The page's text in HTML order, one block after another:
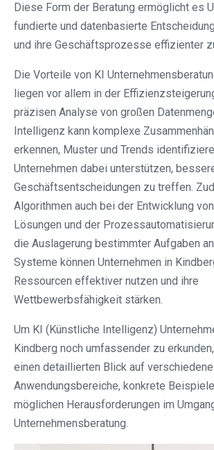
Diese Form der Beratung ermöglicht es
fundierte und datenbasierte
und ihre Geschäftsprozesse effizienter
Die Vorteile von KI
liegen vor allem in der
präzisen Analyse von großen
Intelligenz kann komplexe
erkennen, Muster und Trends
Unternehmen dabei unterstützen,
Geschäftsentscheidungen zu treffen.
Algorithmen auch bei der Entwicklung
Lösungen und der
die Auslagerung bestimmter Aufgaben
Systeme können Unternehmen in
Ressourcen effektiver nutzen und ihre
Wettbewerbsfähigkeit stärken.
Um KI (Künstliche Intelligenz)
Kindberg noch umfassender zu
einen detaillierten Blick auf verschiedene
Anwendungsbereiche, konkrete
möglichen Herausforderungen im
Unternehmensberatung.